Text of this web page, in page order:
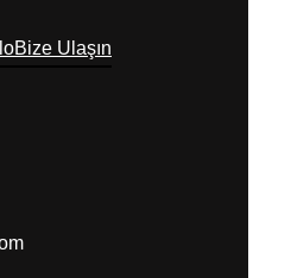
Bize Ulaşın